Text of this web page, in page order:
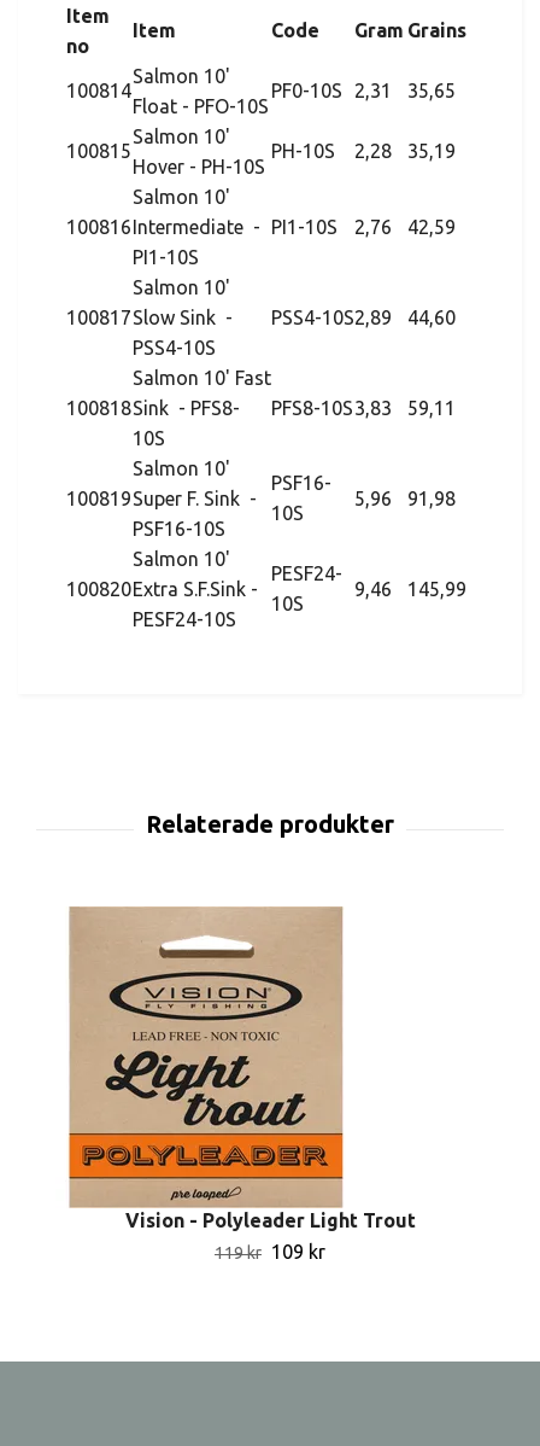
Item
no
Item Code Gram Grains
100814
Salmon 10'
Float - PFO-10S
PF0-10S 2,31 35,65
100815
Salmon 10'
Hover - PH-10S
PH-10S 2,28 35,19
100816
Salmon 10'
Intermediate -
PI1-10S
PI1-10S 2,76 42,59
100817
Salmon 10'
Slow Sink -
PSS4-10S
PSS4-10S2,89 44,60
100818
Salmon 10' Fast
Sink - PFS8-
10S
PFS8-10S3,83 59,11
100819
Salmon 10'
Super F. Sink -
PSF16-10S
PSF16-
10S
5,96 91,98
100820
Salmon 10'
Extra S.F.Sink -
PESF24-10S
PESF24-
10S
9,46 145,99
Vision - Polyleader Light Trout
119 kr 109 kr